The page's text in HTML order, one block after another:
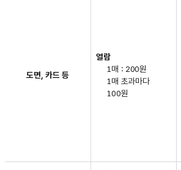
(출력물)/도면, 카드 등
열람
1매 : 200원
1매 초과마다
100원